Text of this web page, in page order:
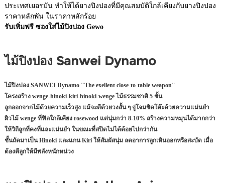
ประเทศเยอรมัน ทำให้ได้ยางปิงปองที่มีคุณสมบัติใกล้เคียงกับยางปิงปอง
ราคาหลักพัน ในราคาหลักร้อย
รับเพิ่มฟรี ซองใส่ไม้ปิงปอง Gewo
ไม้ปิงปอง Sanwei Dynamo
ไม้ปิงปอง SANWEI Dynamo "The exellent close-to-table weapon"
โครงสร้าง wenge-hinoki-kiri-hinoki-wenge ไม้ธรรมชาติ 5 ชั้น
ลูกออกจากไม้ด้วยความเร็วสูง แม้จะตีด้วยวงสั้น ๆ จู่โจมชิดโต๊ะด้วยความแม่นยำ
ผิวไม้ wenge ที่ฟิลใกล้เคียง rosewood แต่นุ่มกว่า 8-10% สร้างความหมุนได้มากกว่า
ให้วิถีลูกที่คงที่และแม่นยำ ในขณะที่สปีดไม่ได้ด้อยไปกว่ากัน
ชั้นถัดมาเป็น Hinoki และแกน Kiri ให้สัมผัสนุ่ม ลดอาการลูกเหินออกหรือสะบัด เมื่อ
ต้องตีลูกให้มีพลังหนักหน่วง